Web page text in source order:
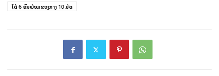
ໄດ້ 6 ຄົນພ້ອມຂອງກາງ 10 ມັດ